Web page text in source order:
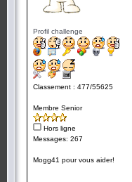
Profil challenge
Classement : 477/55625
Membre Senior
Hors ligne
Messages: 267
Mogg41 pour vous aider!